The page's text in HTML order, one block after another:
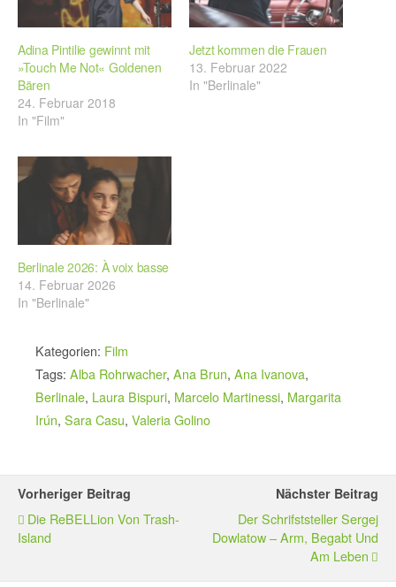
Adina Pintilie gewinnt mit
»Touch Me Not« Goldenen
Bären
24. Februar 2018
In "Film"
Jetzt kommen die Frauen
13. Februar 2022
In "Berlinale"
Berlinale 2026: À voix basse
14. Februar 2026
In "Berlinale"
Kategorien: Film
Tags: Alba Rohrwacher, Ana Brun, Ana Ivanova,
Berlinale, Laura Bispuri, Marcelo Martinessi, Margarita
Irún, Sara Casu, Valeria Golino
Vorheriger Beitrag
Die ReBELLion Von Trash-
Island
Nächster Beitrag
Der Schrifststeller Sergej
Dowlatow – Arm, Begabt Und
Am Leben